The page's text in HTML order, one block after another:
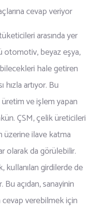
cevap veriyor
arasında yer
otomotiv, beyaz eşya,
hale getiren
hızla artıyor. Bu
üretim ve işlem yapan
ÇSM, çelik üreticileri
üzerine ilave katma
olarak da görülebilir.
kullanılan girdilerde de
açıdan, sanayinin
cevap verebilmek için